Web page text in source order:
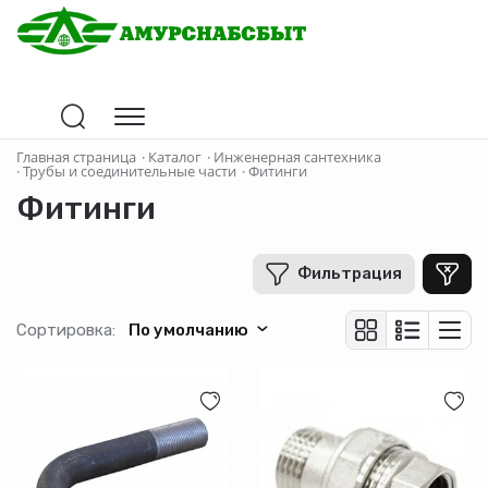
Главная страница · Каталог · Инженерная сантехника
·Трубы и соединительные части ·Фитинги
Фитинги
Фильтрация
В рублях
Номинальный диаметр DN (мм)
Тип товара
Сортировка: По умолчанию